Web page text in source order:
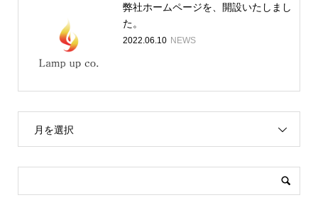
弊社ホームページを、開設いたしまし
た。
2022.06.10 NEWS
月を選択